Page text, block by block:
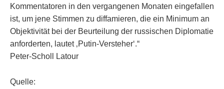
Kommentatoren in den vergangenen Monaten eingefallen
ist, um jene Stimmen zu diffamieren, die ein Minimum an
Objektivität bei der Beurteilung der russischen Diplomatie
anforderten, lautet ‚Putin-Versteher‘.“
Peter-Scholl Latour
Quelle: